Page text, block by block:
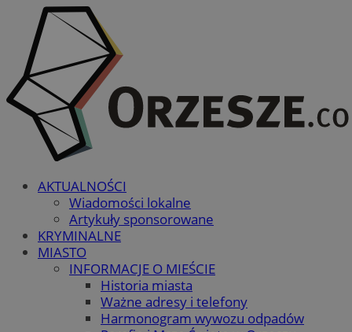
AKTUALNOŚCI
Wiadomości lokalne
Artykuły sponsorowane
KRYMINALNE
MIASTO
INFORMACJE O MIEŚCIE
Historia miasta
Ważne adresy i telefony
Harmonogram wywozu odpadów